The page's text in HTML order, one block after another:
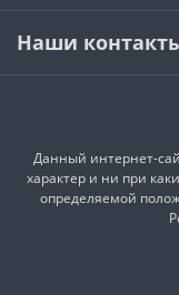
Наши
Данный интернет-
характер и ни при
определяемой